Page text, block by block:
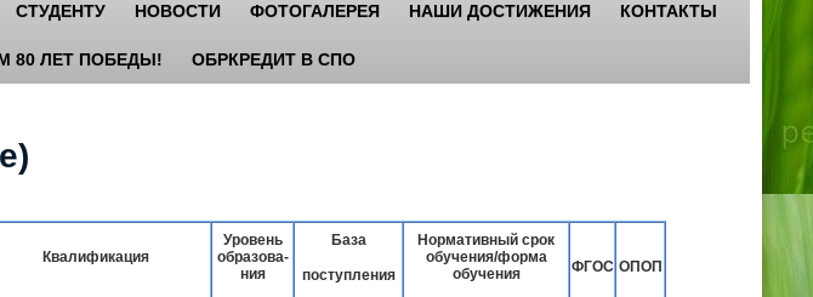
СТУДЕНТУ НОВОСТИ ФОТОГАЛЕРЕЯ НАШИ ДОСТИЖЕНИЯ КОНТАКТЫ
80 ЛЕТ ПОБЕДЫ! ОБРКРЕДИТ В СПО
Квалификация
Уровень
образова-
ния
База
поступления
Нормативный срок
обучения/форма
обучения
ФГОС ОПОП